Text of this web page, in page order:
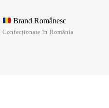
Brand Românesc
Confecționate în România